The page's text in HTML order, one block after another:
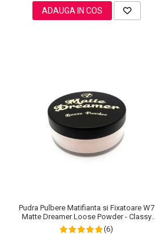
ADAUGA IN COS
Pudra Pulbere Matifianta si Fixatoare W7
Matte Dreamer Loose Powder - Classy
Cameo, 20g(6)